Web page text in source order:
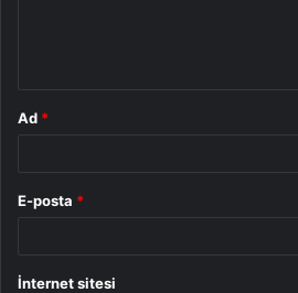
Ad *
E-posta *
İnternet sitesi